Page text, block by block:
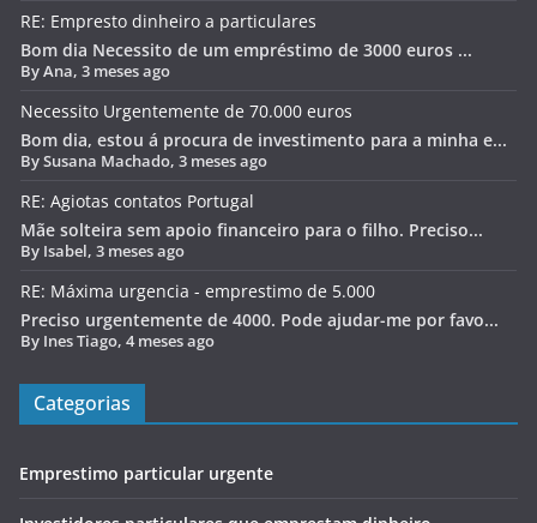
RE: Empresto dinheiro a particulares
Bom dia Necessito de um empréstimo de 3000 euros ...
By Ana, 3 meses ago
Necessito Urgentemente de 70.000 euros
Bom dia, estou á procura de investimento para a minha e...
By Susana Machado, 3 meses ago
RE: Agiotas contatos Portugal
Mãe solteira sem apoio financeiro para o filho. Preciso...
By Isabel, 3 meses ago
RE: Máxima urgencia - emprestimo de 5.000
Preciso urgentemente de 4000. Pode ajudar-me por favo...
By Ines Tiago, 4 meses ago
Categorias
Emprestimo particular urgente